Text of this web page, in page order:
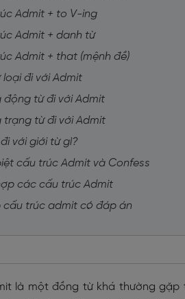
Admit + to V-ing
Admit + danh từ
Admit + that (mệnh đề)
loại đi với Admit
động từ đi với Admit
trạng từ đi với Admit
với giới từ gì?
cấu trúc Admit và Confess
các cấu trúc Admit
cấu trúc admit có đáp án
là một đồng từ khá thường gặp